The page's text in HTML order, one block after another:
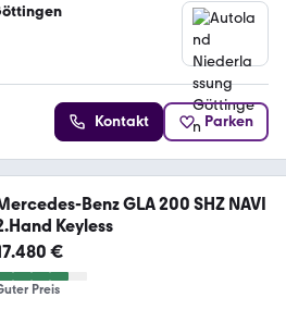
Kontakt Parken
Benz GLA 200 SHZ NAVI
Keyless
€
Preis